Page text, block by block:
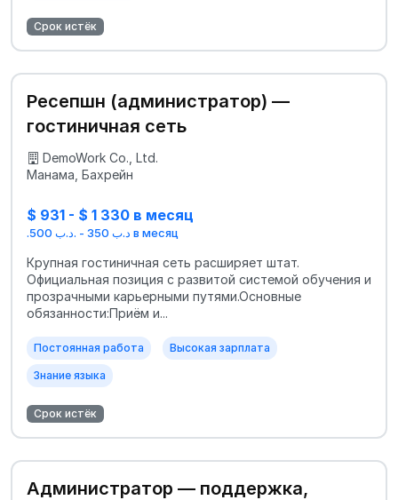
Срок истёк
Ресепшн (администратор) —
гостиничная сеть
DemoWork Co., Ltd.
Манама, Бахрейн
$ 931 - $ 1 330 в месяц
.د.ب 350 - .د.ب 500 в месяц
Крупная гостиничная сеть расширяет штат.
Официальная позиция с развитой системой обучения и
прозрачными карьерными путями.Основные
обязанности:Приём и...
Постоянная работа Высокая зарплата
Знание языка
Срок истёк
Администратор — поддержка,